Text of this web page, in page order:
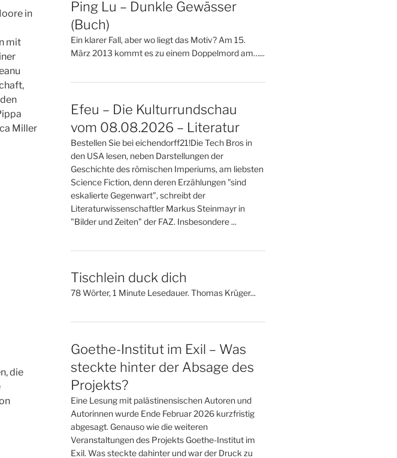
in
mit
Miller
die
Ping Lu – Dunkle Gewässer
(Buch)
Ein klarer Fall, aber wo liegt das Motiv? Am 15.
März 2013 kommt es zu einem Doppelmord am…...
Efeu – Die Kulturrundschau
vom 08.08.2026 – Literatur
Bestellen Sie bei eichendorff21!Die Tech Bros in
den USA lesen, neben Darstellungen der
Geschichte des römischen Imperiums, am liebsten
Science Fiction, denn deren Erzählungen "sind
eskalierte Gegenwart", schreibt der
Literaturwissenschaftler Markus Steinmayr in
"Bilder und Zeiten" der FAZ. Insbesondere ...
Tischlein duck dich
78 Wörter, 1 Minute Lesedauer. Thomas Krüger...
Goethe-Institut im Exil – Was
steckte hinter der Absage des
Projekts?
Eine Lesung mit palästinensischen Autoren und
Autorinnen wurde Ende Februar 2026 kurzfristig
abgesagt. Genauso wie die weiteren
Veranstaltungen des Projekts Goethe-Institut im
Exil. Was steckte dahinter und war der Druck zu